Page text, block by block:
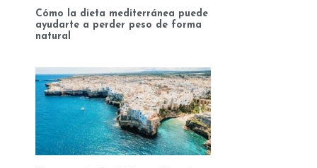
Cómo la dieta mediterránea puede
ayudarte a perder peso de forma
natural